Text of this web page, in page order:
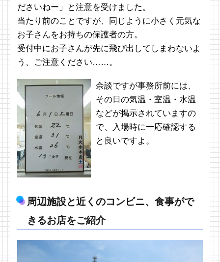
ださいねー」と注意を受けました。
当たり前のことですが、同じように小さく元気な
お子さんをお持ちの保護者の方。
受付中にお子さんが先に飛び出してしまわないよ
う、ご注意ください……。
余談ですが事務所前には、
その日の気温・室温・水温
などが掲示されていますの
で、入場時に一応確認する
と良いですよ。
周辺施設と近くのコンビニ、食事がで
きるお店をご紹介